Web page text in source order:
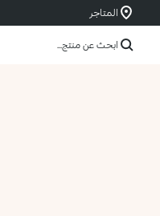
المتاجر
ابحث عن منتج...